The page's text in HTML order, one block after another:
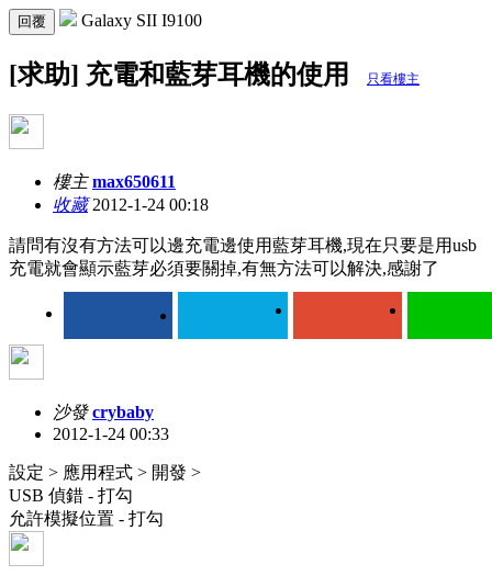
回覆 Galaxy SII I9100
[求助] 充電和藍芽耳機的使用 只看樓主
樓主 max650611
收藏2012-1-24 00:18
請問有沒有方法可以邊充電邊使用藍芽耳機,現在只要是用usb
充電就會顯示藍芽必須要關掉,有無方法可以解決,感謝了
沙發 crybaby
2012-1-24 00:33
設定 > 應用程式 > 開發 >
USB 偵錯 - 打勾
允許模擬位置 - 打勾